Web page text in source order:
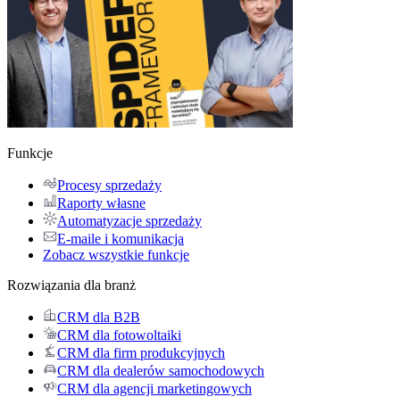
Funkcje
Procesy sprzedaży
Raporty własne
Automatyzacje sprzedaży
E-maile i komunikacja
Zobacz wszystkie funkcje
Rozwiązania dla branż
CRM dla B2B
CRM dla fotowoltaiki
CRM dla firm produkcyjnych
CRM dla dealerów samochodowych
CRM dla agencji marketingowych